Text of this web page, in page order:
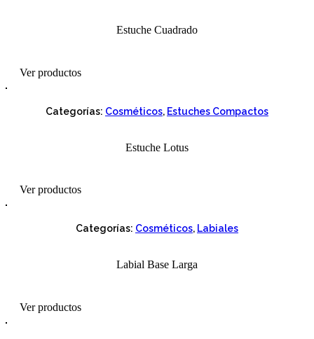
Estuche Cuadrado
Ver productos
Categorías: Cosméticos, Estuches Compactos
Estuche Lotus
Ver productos
Categorías: Cosméticos, Labiales
Labial Base Larga
Ver productos